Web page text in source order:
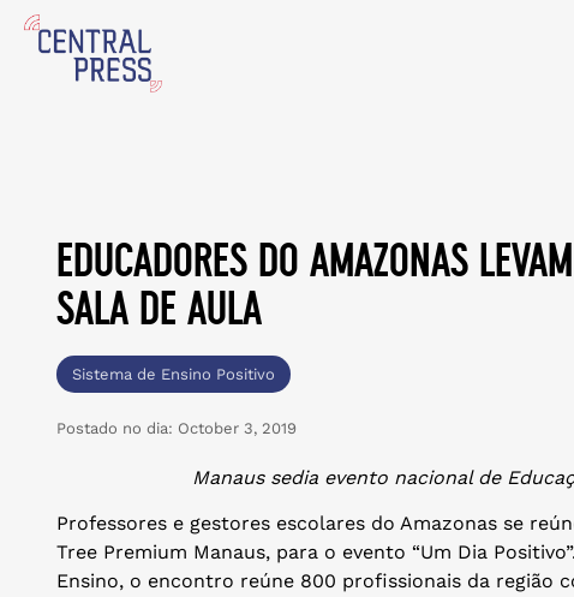
educadores do amazonas
sala de aula
Sistema de Ensino Positivo
Postado no dia: October 3, 2019
Manaus sedia evento nacional de
Professores e gestores escolares do Amazonas se
Tree Premium Manaus, para o evento “Um Dia
Ensino, o encontro reúne 800 profissionais da região